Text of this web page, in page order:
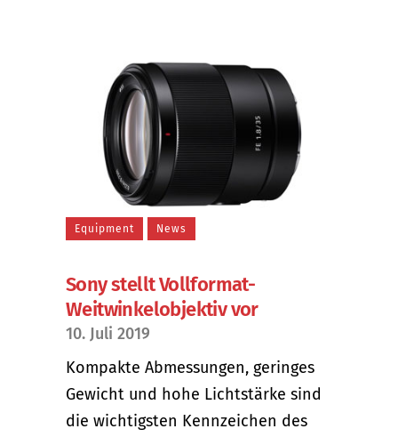
Equipment News
Sony stellt Vollformat-
Weitwinkelobjektiv vor
10. Juli 2019
Kompakte Abmessungen, geringes
Gewicht und hohe Lichtstärke sind
die wichtigsten Kennzeichen des